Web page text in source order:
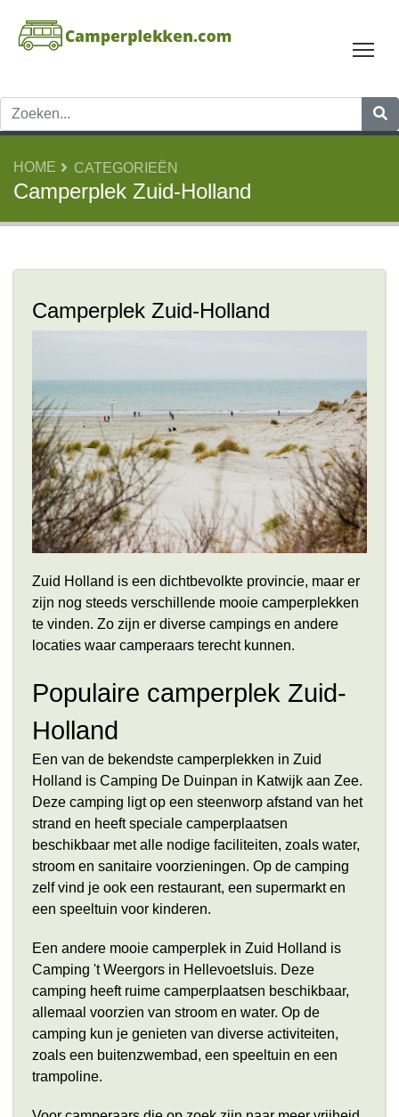
HOME CATEGORIEËN
Camperplek Zuid-Holland
Camperplek Zuid-Holland
Zuid Holland is een dichtbevolkte provincie, maar er
zijn nog steeds verschillende mooie camperplekken
te vinden. Zo zijn er diverse campings en andere
locaties waar camperaars terecht kunnen.
Populaire camperplek Zuid-
Holland
Een van de bekendste camperplekken in Zuid
Holland is Camping De Duinpan in Katwijk aan Zee.
Deze camping ligt op een steenworp afstand van het
strand en heeft speciale camperplaatsen
beschikbaar met alle nodige faciliteiten, zoals water,
stroom en sanitaire voorzieningen. Op de camping
zelf vind je ook een restaurant, een supermarkt en
een speeltuin voor kinderen.
Een andere mooie camperplek in Zuid Holland is
Camping 't Weergors in Hellevoetsluis. Deze
camping heeft ruime camperplaatsen beschikbaar,
allemaal voorzien van stroom en water. Op de
camping kun je genieten van diverse activiteiten,
zoals een buitenzwembad, een speeltuin en een
trampoline.